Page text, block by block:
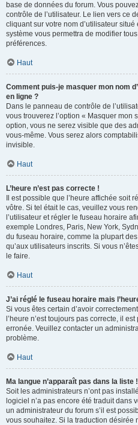
base de données du forum. Vous
contrôle de l’utilisateur. Le lien vers ce
cliquant sur votre nom d’utilisateur
système vous permettra de modifier
préférences.
Haut
Comment puis-je masquer mon nom
en ligne ?
Dans le panneau de contrôle de
vous trouverez l’option « Masquer mon
option, vous ne serez visible que des
vous-même. Vous serez alors
invisible.
Haut
L’heure n’est pas correcte !
Il est possible que l’heure affichée soit
vôtre. Si tel était le cas, veuillez vous
l’utilisateur et régler le fuseau horaire
exemple Londres, Paris, New York,
du fuseau horaire, comme la plupart
qu’aux utilisateurs inscrits. Si vous
le faire.
Haut
J’ai réglé le fuseau horaire mais
Si vous êtes certain d’avoir
l’heure n’est toujours pas correcte, il
erronée. Veuillez contacter un
problème.
Haut
Ma langue n’apparaît pas dans la liste !
Soit les administrateurs n’ont pas
logiciel n’a pas encore été traduit dans
un administrateur du forum s’il est
vous souhaitez. Si la traduction désirée